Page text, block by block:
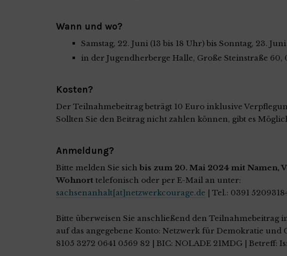
Wann und wo?
Samstag, 22. Juni (13 bis 18 Uhr) bis Sonntag, 23.
in der Jugendherberge Halle, Große Steinstraße 60,
Kosten?
Der Teilnahmebeitrag beträgt 10 Euro inklusive
Sollten Sie den Beitrag nicht zahlen können, gibt es
Anmeldung?
Bitte melden Sie sich bis zum 20. Mai 2024 mit Namen,
Wohnort telefonisch oder per E-Mail an unter:
sachsenanhalt[at]netzwerkcourage.de | Tel.: 0391
Bitte überweisen Sie anschließend den Teilnahmebeitrag
auf das angegebene Konto: Netzwerk für Demokratie und
8105 3272 0641 0569 82 | BIC: NOLADE 21MDG | Betreff: